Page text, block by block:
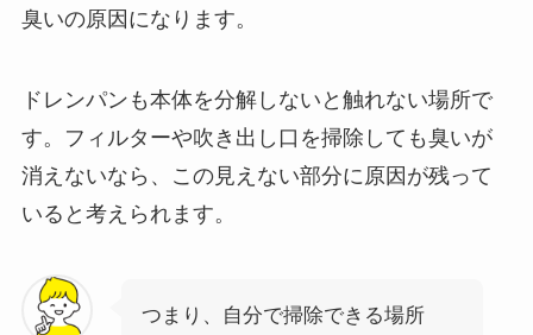
臭いの原因になります。
ドレンパンも本体を分解しないと触れない場所で
す。フィルターや吹き出し口を掃除しても臭いが
消えないなら、この見えない部分に原因が残って
いると考えられます。
つまり、自分で掃除できる場所